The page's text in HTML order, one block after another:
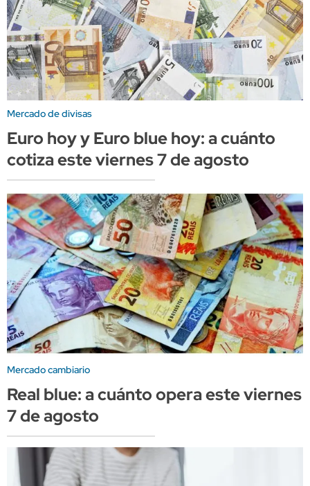
Mercado de divisas
Euro hoy y Euro blue hoy: a cuánto
cotiza este viernes 7 de agosto
Mercado cambiario
Real blue: a cuánto opera este viernes
7 de agosto